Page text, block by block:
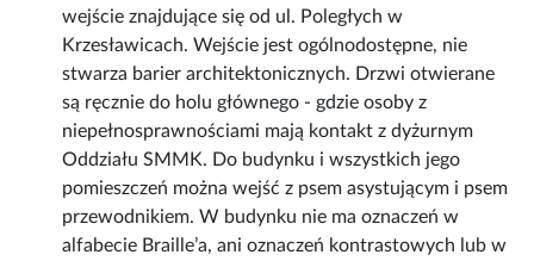
wejście znajdujące się od ul. Poległych w
Krzesławicach. Wejście jest ogólnodostępne, nie
stwarza barier architektonicznych. Drzwi otwierane
są ręcznie do holu głównego - gdzie osoby z
niepełnosprawnościami mają kontakt z dyżurnym
Oddziału SMMK. Do budynku i wszystkich jego
pomieszczeń można wejść z psem asystującym i psem
przewodnikiem. W budynku nie ma oznaczeń w
alfabecie Braille’a, ani oznaczeń kontrastowych lub w